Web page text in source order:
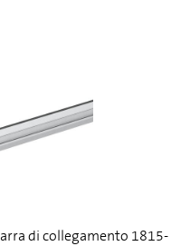
di collegamento 1815-